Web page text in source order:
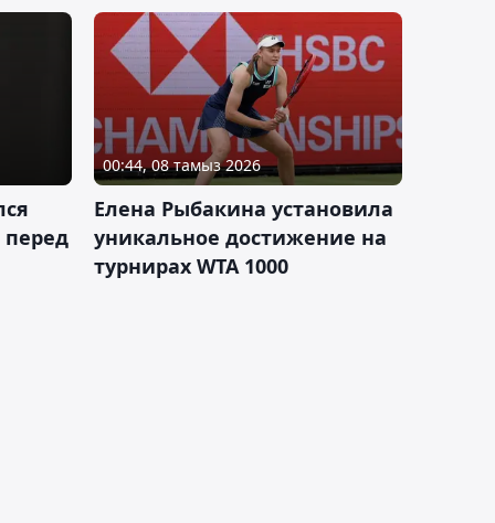
перед
00:44, 08 тамыз 2026
Елена Рыбакина установила
уникальное достижение на
турнирах WTA 1000